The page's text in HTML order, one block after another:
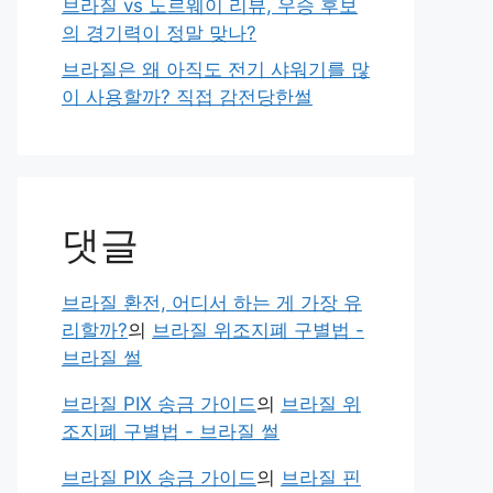
브라질 vs 노르웨이 리뷰, 우승 후보
의 경기력이 정말 맞나?
브라질은 왜 아직도 전기 샤워기를 많
이 사용할까? 직접 감전당한썰
댓글
브라질 환전, 어디서 하는 게 가장 유
리할까?의 브라질 위조지폐 구별법 -
브라질 썰
브라질 PIX 송금 가이드의 브라질 위
조지폐 구별법 - 브라질 썰
브라질 PIX 송금 가이드의 브라질 핀